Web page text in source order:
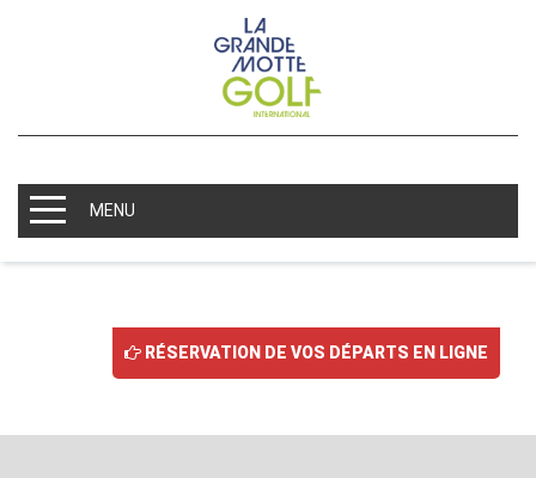
MENU
RÉSERVATION DE VOS DÉPARTS EN LIGNE